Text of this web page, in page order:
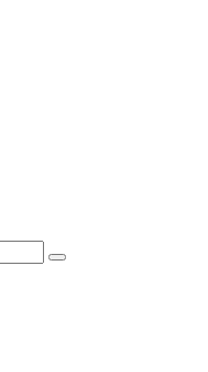
venta y
Carcasas, Placas,